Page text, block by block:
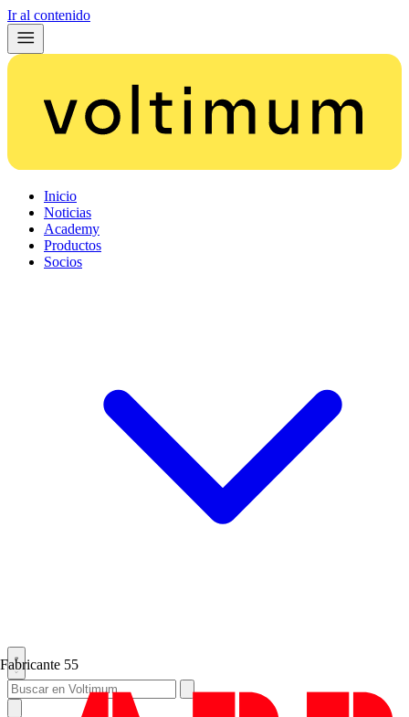
Ir al contenido
Inicio
Noticias
Academy
Productos
Socios
Fabricante 55